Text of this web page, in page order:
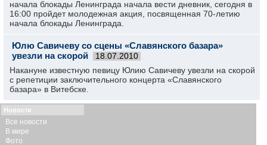
начала блокады Ленинграда начала вести дневник, сегодня в
16:00 пройдет молодежная акция, посвященная 70-летию
начала блокады Ленинграда.
Юлю Савичеву со сцены «Славянского базара»
увезли на скорой
18.07.2010
Накануне известную певицу Юлию Савичеву увезли на скорой
с репетиции заключительного концерта «Славянского
базара» в Витебске.
Новости
Все новости
В мире
Фото